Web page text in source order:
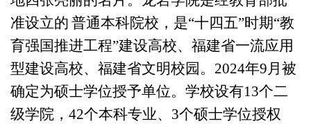
准设立的 普通本科院校，是“十四五”时期“教
育强国推进工程”建设高校、福建省一流应用
型建设高校、福建省文明校园。2024年9月被
确定为硕士学位授予单位。 学校设有13个二
级学院，42个本科专业、 3个硕士学位授权